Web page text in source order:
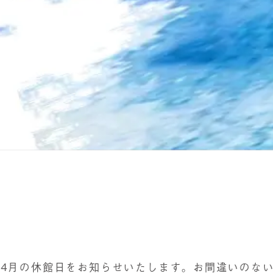
4月の休館日をお知らせいたします。お間違いのな